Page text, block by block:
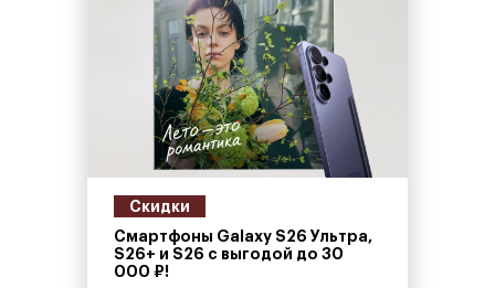
Скидки
Смартфоны Galaxy S26 Ультра,
S26+ и S26 с выгодой до 30
000 ₽!